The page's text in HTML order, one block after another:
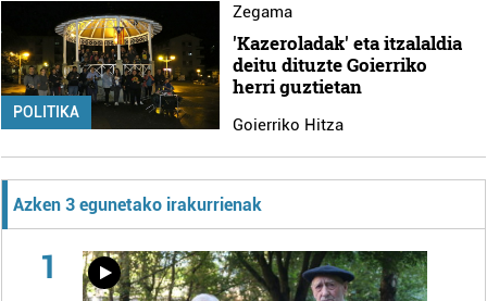
POLITIKA
Zegama
'Kazeroladak' eta itzalaldia
deitu dituzte Goierriko
herri guztietan
Goierriko Hitza
Azken 3 egunetako irakurrienak
1